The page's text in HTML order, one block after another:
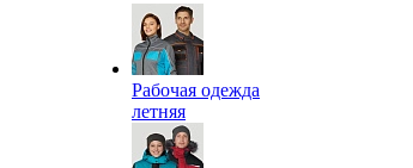
Рабочая одежда
летняя